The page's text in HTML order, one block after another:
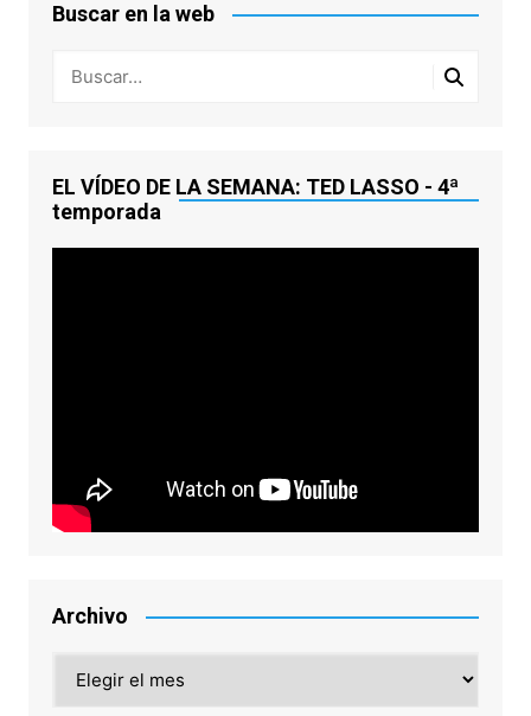
Buscar en la web
EL VÍDEO DE LA SEMANA: TED LASSO - 4ª
temporada
Archivo